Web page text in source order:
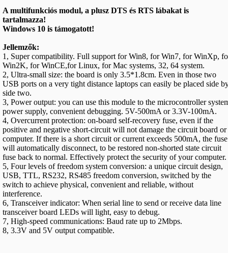
A multifunkciós modul, a plusz DTS és RTS lábakat is
tartalmazza!
Windows 10 is támogatott!
Jellemzők:
1, Super compatibility. Full support for Win8, for Win7, for WinXp,
Win2K, for WinCE,for Linux, for Mac systems, 32, 64 system.
2, Ultra-small size: the board is only 3.5*1.8cm. Even in those two
USB ports on a very tight distance laptops can easily be placed side
side two.
3, Power output: you can use this module to the microcontroller
power supply, convenient debugging. 5V-500mA or 3.3V-100mA.
4, Overcurrent protection: on-board self-recovery fuse, even if the
positive and negative short-circuit will not damage the circuit board or
computer. If there is a short circuit or current exceeds 500mA, the fuse
will automatically disconnect, to be restored non-shorted state circuit
fuse back to normal. Effectively protect the security of your computer.
5, Four levels of freedom system conversion: a unique circuit design,
USB, TTL, RS232, RS485 freedom conversion, switched by the
switch to achieve physical, convenient and reliable, without
interference.
6, Transceiver indicator: When serial line to send or receive data line
transceiver board LEDs will light, easy to debug.
7, High-speed communications: Baud rate up to 2Mbps.
8, 3.3V and 5V output compatible.